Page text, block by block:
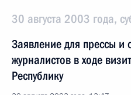
30 августа 2003 года,
Заявление для прессы и
журналистов в ходе
Республику